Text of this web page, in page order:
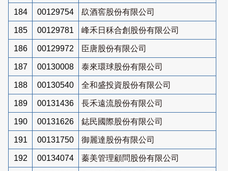
184 00129754 镹酒窖股份有限公司
185 00129781 峰禾日秝合創股份有限公司
186 00129972 臣唐股份有限公司
187 00130008 泰來環球股份有限公司
188 00130540 全和盛投資股份有限公司
189 00131436 長禾遠流股份有限公司
190 00131626 鋕民國際股份有限公司
191 00131750 御麗達股份有限公司
192 00134074 蓁美管理顧問股份有限公司